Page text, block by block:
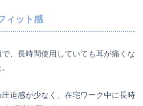
ィット感
、長時間使用していても耳が痛くな
迫感が少なく、在宅ワーク中に長時